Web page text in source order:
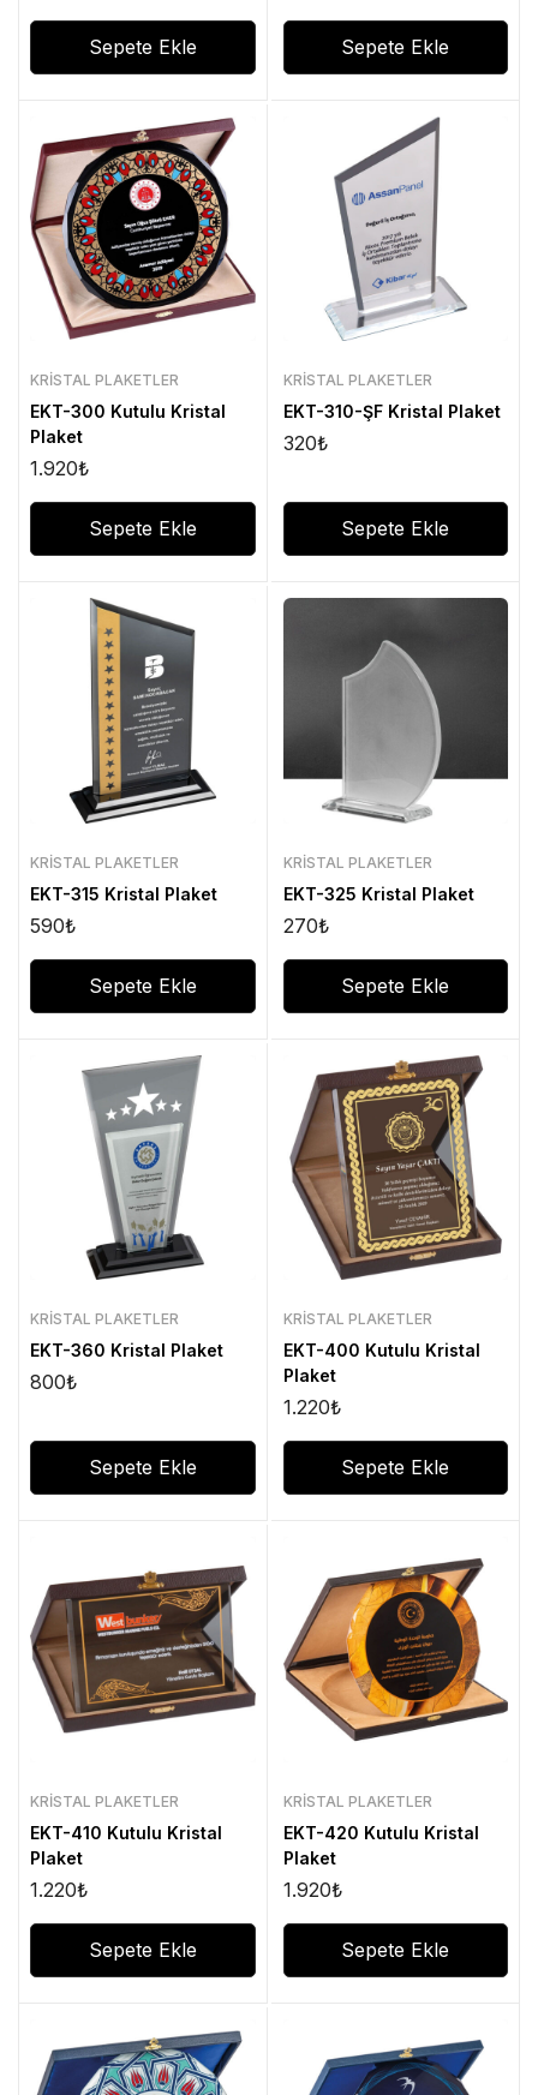
Sepete Ekle Sepete Ekle
KRISTAL PLAKETLER
EKT-300 Kutulu Kristal
Plaket
1.920₺
Sepete Ekle
KRISTAL PLAKETLER
EKT-310-ŞF Kristal Plaket
320₺
Sepete Ekle
KRISTAL PLAKETLER
EKT-315 Kristal Plaket
590₺
Sepete Ekle
KRISTAL PLAKETLER
EKT-325 Kristal Plaket
270₺
Sepete Ekle
KRISTAL PLAKETLER
EKT-360 Kristal Plaket
800₺
Sepete Ekle
KRISTAL PLAKETLER
EKT-400 Kutulu Kristal
Plaket
1.220₺
Sepete Ekle
KRISTAL PLAKETLER
EKT-410 Kutulu Kristal
Plaket
1.220₺
Sepete Ekle
KRISTAL PLAKETLER
EKT-420 Kutulu Kristal
Plaket
1.920₺
Sepete Ekle